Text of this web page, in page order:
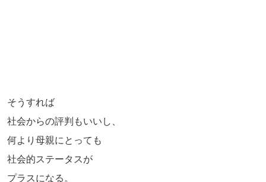
そうすれば
社会からの評判もいいし、
何より母親にとっても
社会的ステータスが
プラスになる。